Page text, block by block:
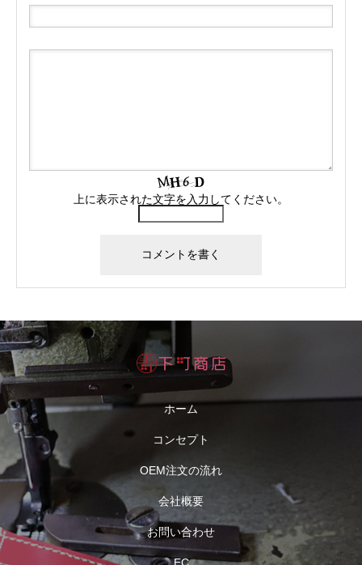
上に表示された文字を入力してください。
ホーム
コンセプト
OEM注文の流れ
会社概要
お問い合わせ